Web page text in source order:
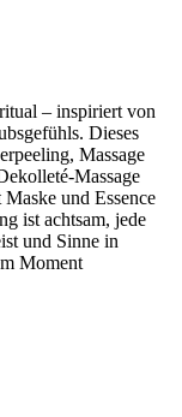
– inspiriert von
Dieses
Massage
Massage
und Essence
ist achtsam, jede
und Sinne in
Moment